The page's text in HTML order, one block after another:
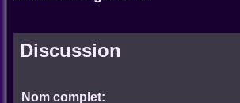
Discussion
Nom complet: